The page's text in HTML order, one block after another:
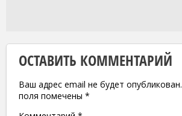
ОСТАВИТЬ КОММЕНТАРИЙ
Ваш адрес email не будет опубликован.
поля помечены *